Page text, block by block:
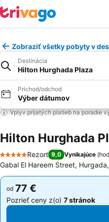
Zobraziť všetky pobyty v
Destinácia
Hilton Hurghada Plaza
Príchod/odchod
Výber dátumov
Vplyv prijatých platieb na poradie
Hilton Hurghada
5 Počet hviezdičiek
Rezort 9,0 Vynikajúce (
Gabal El Hareem Street,
od 77 €
Pozrieť ceny z(o) 7 stránok
od 77 €
Pozrieť ceny z(o) 7 stránok